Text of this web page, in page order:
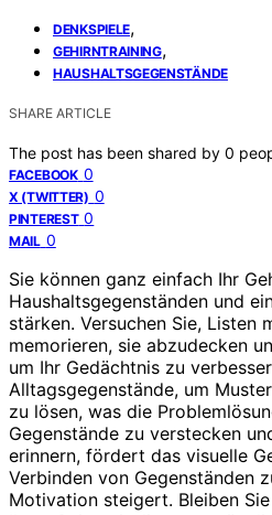
DENKSPIELE,
GEHIRNTRAINING,
HAUSHALTSGEGENSTÄNDE
SHARE ARTICLE
The post has been shared by 0
FACEBOOK 0
X (TWITTER) 0
PINTEREST 0
MAIL 0
Sie können ganz einfach Ihr
Haushaltsgegenständen und
stärken. Versuchen Sie, Listen
memorieren, sie abzudecken
um Ihr Gedächtnis zu
Alltagsgegenstände, um
zu lösen, was die
Gegenstände zu verstecken
erinnern, fördert das visuelle
Verbinden von Gegenständen
Motivation steigert. Bleiben